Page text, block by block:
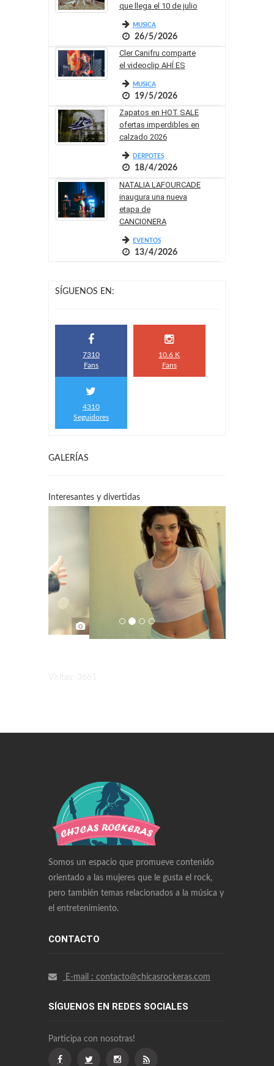
que llega el 10 de julio
MUSICA
26/5/2026
Cler Canifru comparte
el videoclip AHÍ ES
MUSICA
19/5/2026
Zapatos en HOT SALE
ofertas imperdibles en
calzado 2026
DERPOTES
18/4/2026
NATALIA LAFOURCADE
inaugura una nueva
etapa de
CANCIONERA
EVENTOS
13/4/2026
SÍGUENOS EN:
7310
Fans
10.6 K
Fans
4310
Seguidores
GALERÍAS
Interesantes y divertidas
Somos un espacio que promueve contenido
orientado a las mujeres que le gusta el rock,
pero también temas relacionados a la música y
el entretenimiento.
CONTACTO
E-mail : contacto@chicasrockeras.com
SÍGUENOS EN REDES SOCIALES
Participa con nosotras!
Swiss Replica Watches
Audemars Piguet Watches Replica
Rolex Watches Replica
Richard Mille Watches Replica
Omega Watches Replica